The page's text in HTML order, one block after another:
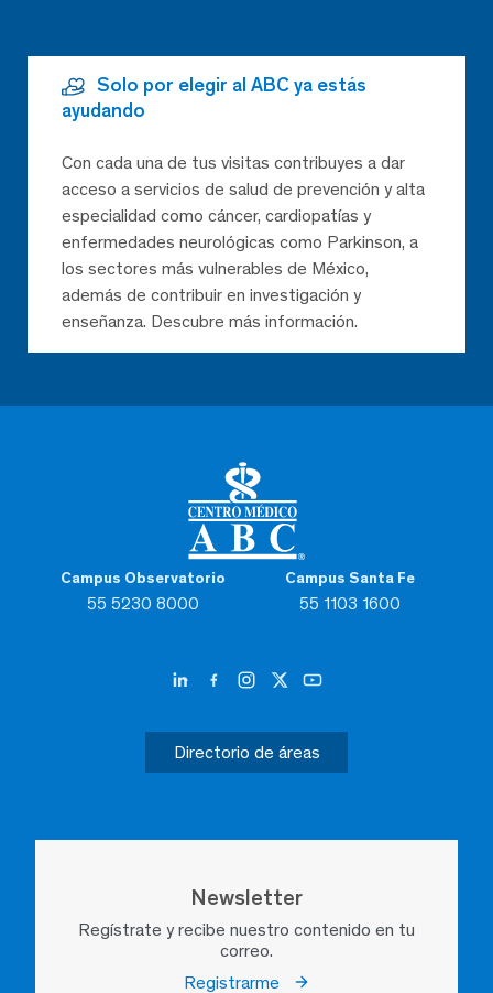
Campus Observatorio
55 5230 8000
Campus Santa Fe
55 1103 1600
Directorio de áreas
Newsletter
Regístrate y recibe nuestro contenido en tu
correo.
Registrarme
Solo por elegir al ABC ya estás
ayudando
Con cada una de tus visitas contribuyes a dar
acceso a servicios de salud de prevención y alta
especialidad como cáncer, cardiopatías y
enfermedades neurológicas como Parkinson, a
los sectores más vulnerables de México,
además de contribuir en investigación y
enseñanza. Descubre más información.